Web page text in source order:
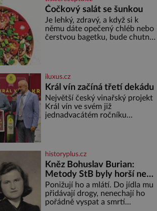
záhadám nakloněných turi
Čočkový salát se šunkou
Je lehký, zdravý, a když si k
němu dáte opečený chléb nebo
čerstvou bagetku, bude chutnat
iluxus.cz
Král vín začíná třetí dekádu
Největší český vinařský projekt
Král vín ve svém již
jednadvacátém ročníku
historyplus.cz
Kněz Bohuslav Burian:
Metody StB byly horší než
gestapácké trýznění
Ponižují ho a mlátí. Do jídla mu
přidávají drogy, nenechají ho
pořádně vyspat a smrtí